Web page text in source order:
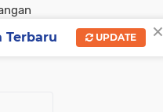
×
Terbaru UPDATE